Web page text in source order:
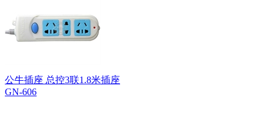
公牛插座 总控3联1.8米插座
GN-606